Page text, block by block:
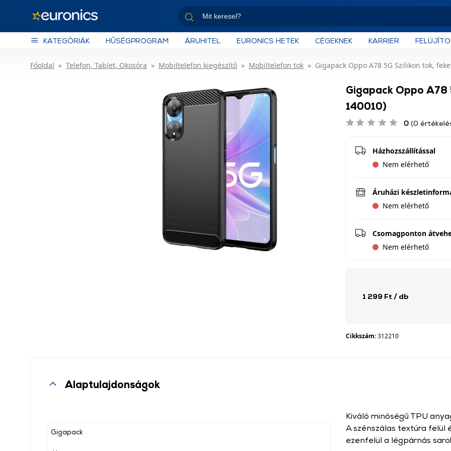
KATEGÓRIÁK HŰSÉGPROGRAM ÁRUHITEL EURONICS HETEK CÉGEKNEK KARRIER
Főoldal Telefon, Tablet, Okosóra Mobiltelefon kiegészítő Mobiltelefon tok Gigapack Oppo A78 5G Szilikon tok,
Gigapack Oppo A78
140010)
0 (0
Házhozszállítással
Nem elérhető
Áruházi
Nem elérhető
Csomagponton
Nem elérhető
1 299 Ft / db
Cikkszám:312210
Alaptulajdonságok
Gigapack
Kiváló minőségű TPU
A szénszálas textúra felül
ezenfelül a légpárnás